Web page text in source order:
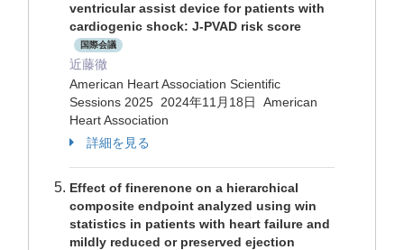
ventricular assist device for patients with
cardiogenic shock: J-PVAD risk score
国際会議
近藤徹
American Heart Association Scientific
Sessions 2025 2024年11月18日 American
Heart Association
詳細を見る
Effect of finerenone on a hierarchical
composite endpoint analyzed using win
statistics in patients with heart failure and
mildly reduced or preserved ejection